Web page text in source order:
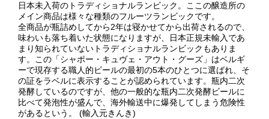
日本未入荷のトラディショナルランビック。ここの醸造所の
メイン商品は様々な種類のフルーツランビックです。
全商品が瓶詰めしてから2年は寝かせてから出荷されるので、
味わいも落ち着いた状態になりますが、日本正規未輸入であ
まり知られていないトラディショナルランビックもありま
す。この「シャポー・キュヴェ・アウト・グーズ」はベルギ
ーで現存する職人的ビールの最初の5本のひとつに選ばれ、そ
の証をラベルに表示することが認められています。瓶内二次
発酵しているのですが、他の一般的な瓶内二次発酵ビールに
比べて発泡性が盛んで、海外輸送中に爆発してしまう危険性
があるという。 (輸入元きんき)